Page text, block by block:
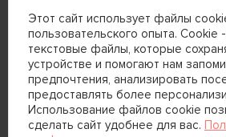
помещение 26Н, комната 103
ИНН 7813672570 КПП 781301001
Политика конфиденциальности
персональных данных
Телефон для связи:
+7 (812) 200-99-98
+7 (812) 200-88-89
Этот сайт использует файлы
пользовательского опыта. Cookie
текстовые файлы, которые
устройстве и помогают нам
предпочтения, анализировать
предоставлять более
Использование файлов cookie
сделать сайт удобнее для вас.